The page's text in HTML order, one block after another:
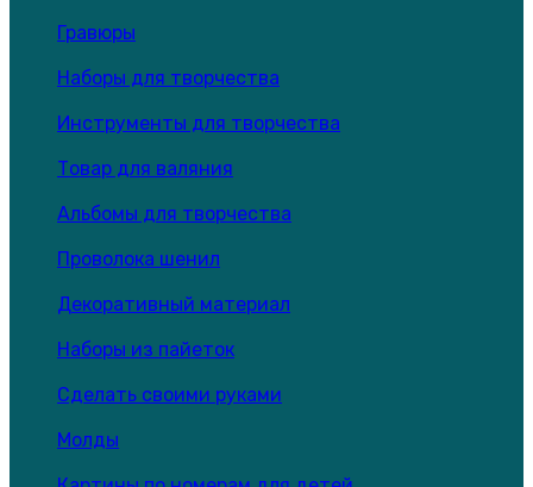
Гравюры
Наборы для творчества
Инструменты для творчества
Товар для валяния
Альбомы для творчества
Проволока шенил
Декоративный материал
Наборы из пайеток
Сделать своими руками
Молды